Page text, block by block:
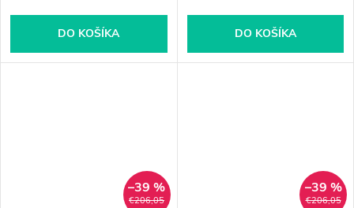
DO KOŠÍKA DO KOŠÍKA
€206,05
–39 %
€206,05
–39 %